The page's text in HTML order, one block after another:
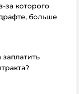
за которого
больше